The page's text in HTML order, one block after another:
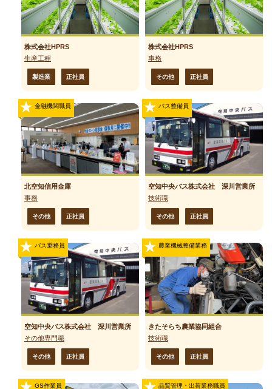
株式会社HPRS
生産工程
製造業 正社員
株式会社HPRS
事務
その他 正社員
金融機関職員
北空知信用金庫
事務
その他 正社員
バス整備員
空知中央バス株式会社 深川営業所
技術職
その他 正社員
バス乗務員
空知中央バス株式会社 深川営業所
その他専門職
その他 正社員
農業機械整備業務
きたそらち農業協同組合
技術職
その他 正社員
GS作業員 品質管理・出荷業務職員